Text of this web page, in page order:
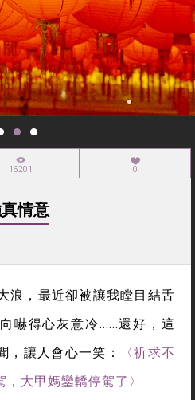
識我們
16201 0
情意
浪，最近卻被讓我瞠目結舌
嚇得心灰意冷……還好，這
，讓人會心一笑：
〈祈求不
大甲媽鑾轎停駕了〉